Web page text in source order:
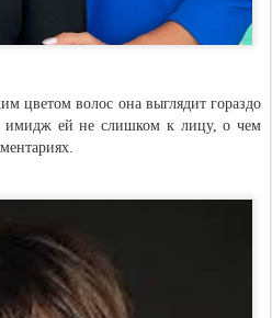
цветом волос она выглядит гораздо
имидж ей не слишком к лицу, о чем